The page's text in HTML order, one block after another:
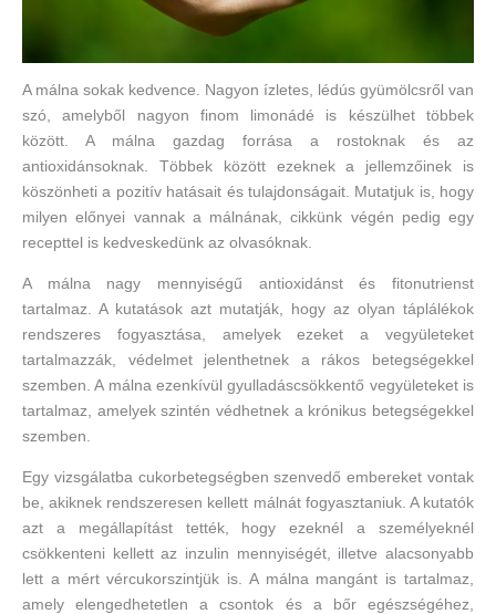
A málna sokak kedvence. Nagyon ízletes, lédús gyümölcsről van
szó, amelyből nagyon finom limonádé is készülhet többek
között. A málna gazdag forrása a rostoknak és az
antioxidánsoknak. Többek között ezeknek a jellemzőinek is
köszönheti a pozitív hatásait és tulajdonságait. Mutatjuk is, hogy
milyen előnyei vannak a málnának, cikkünk végén pedig egy
recepttel is kedveskedünk az olvasóknak.
A málna nagy mennyiségű antioxidánst és fitonutrienst
tartalmaz. A kutatások azt mutatják, hogy az olyan táplálékok
rendszeres fogyasztása, amelyek ezeket a vegyületeket
tartalmazzák, védelmet jelenthetnek a rákos betegségekkel
szemben. A málna ezenkívül gyulladáscsökkentő vegyületeket is
tartalmaz, amelyek szintén védhetnek a krónikus betegségekkel
szemben.
Egy vizsgálatba cukorbetegségben szenvedő embereket vontak
be, akiknek rendszeresen kellett málnát fogyasztaniuk. A kutatók
azt a megállapítást tették, hogy ezeknél a személyeknél
csökkenteni kellett az inzulin mennyiségét, illetve alacsonyabb
lett a mért vércukorszintjük is. A málna mangánt is tartalmaz,
amely elengedhetetlen a csontok és a bőr egészségéhez,